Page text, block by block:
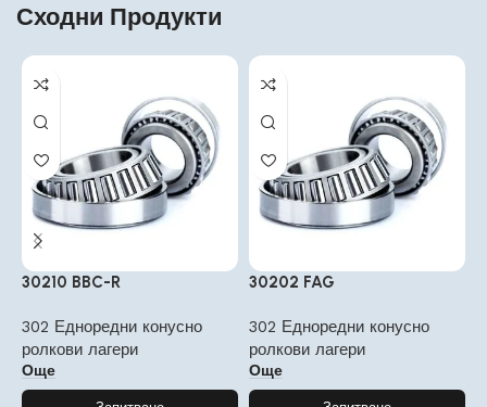
Сходни Продукти
30210 BBC-R
302 Едноредни конусно
ролкови лагери
Още
30202 FAG
302 Едноредни конусно
ролкови лагери
Още